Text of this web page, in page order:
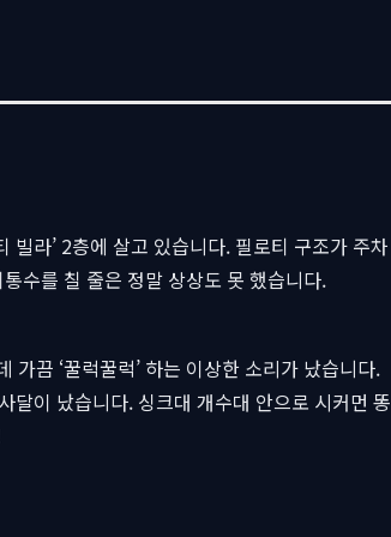
빌라’ 2층에 살고 있습니다. 필로티 구조가 주차
수를 칠 줄은 정말 상상도 못 했습니다.
끔 ‘꿀럭꿀럭’ 하는 이상한 소리가 났습니다.
달이 났습니다. 싱크대 개수대 안으로 시커먼 똥